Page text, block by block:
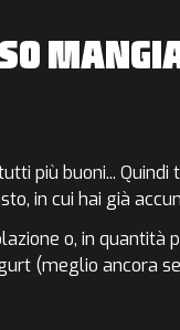
più buoni... Quindi
in cui hai già
o, in quantità
(meglio ancora